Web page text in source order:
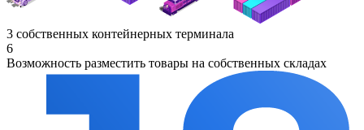
3 собственных контейнерных терминала
6
Возможность разместить товары на собственных складах